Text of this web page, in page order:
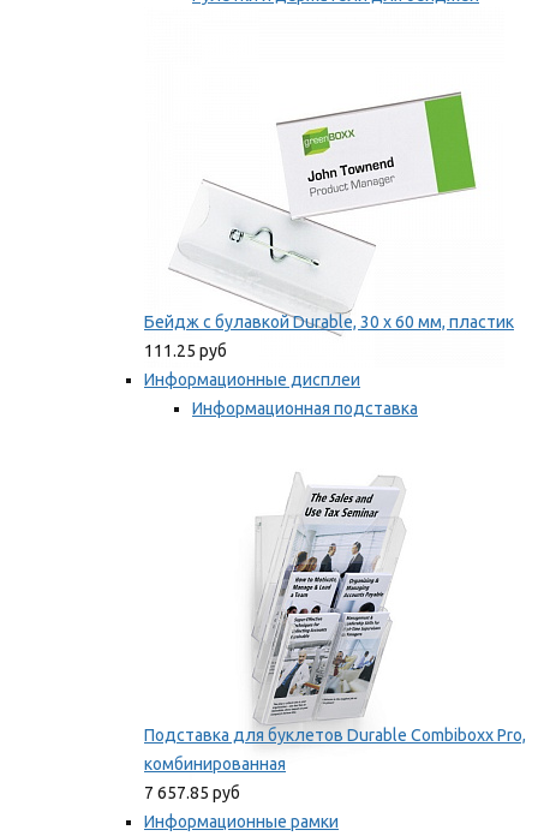
Бейдж с булавкой Durable, 30 х 60 мм, пластик
111.25 руб
Информационные дисплеи
Информационная подставка
Подставка для буклетов Durable Combiboxx Pro,
комбинированная
7 657.85 руб
Информационные рамки